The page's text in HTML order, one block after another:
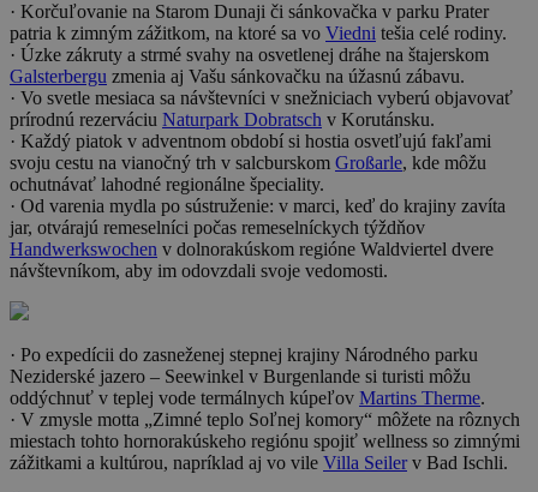
· Korčuľovanie na Starom Dunaji či sánkovačka v parku Prater
patria k zimným zážitkom, na ktoré sa vo Viedni tešia celé rodiny.
· Úzke zákruty a strmé svahy na osvetlenej dráhe na štajerskom
Galsterbergu zmenia aj Vašu sánkovačku na úžasnú zábavu.
· Vo svetle mesiaca sa návštevníci v snežniciach vyberú objavovať
prírodnú rezerváciu Naturpark Dobratsch v Korutánsku.
· Každý piatok v adventnom období si hostia osvetľujú fakľami
svoju cestu na vianočný trh v salcburskom Großarle, kde môžu
ochutnávať lahodné regionálne špeciality.
· Od varenia mydla po sústruženie: v marci, keď do krajiny zavíta
jar, otvárajú remeselníci počas remeselníckych týždňov
Handwerkswochen v dolnorakúskom regióne Waldviertel dvere
návštevníkom, aby im odovzdali svoje vedomosti.
· Po expedícii do zasneženej stepnej krajiny Národného parku
Neziderské jazero – Seewinkel v Burgenlande si turisti môžu
oddýchnuť v teplej vode termálnych kúpeľov Martins Therme.
· V zmysle motta „Zimné teplo Soľnej komory“ môžete na rôznych
miestach tohto hornorakúskeho regiónu spojiť wellness so zimnými
zážitkami a kultúrou, napríklad aj vo vile Villa Seilerv Bad Ischli.